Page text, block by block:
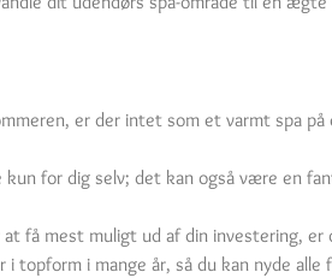
er der intet som et varmt spa på
for dig selv; det kan også være en
få mest muligt ud af din investering,
i mange år, så du kan nyde alle